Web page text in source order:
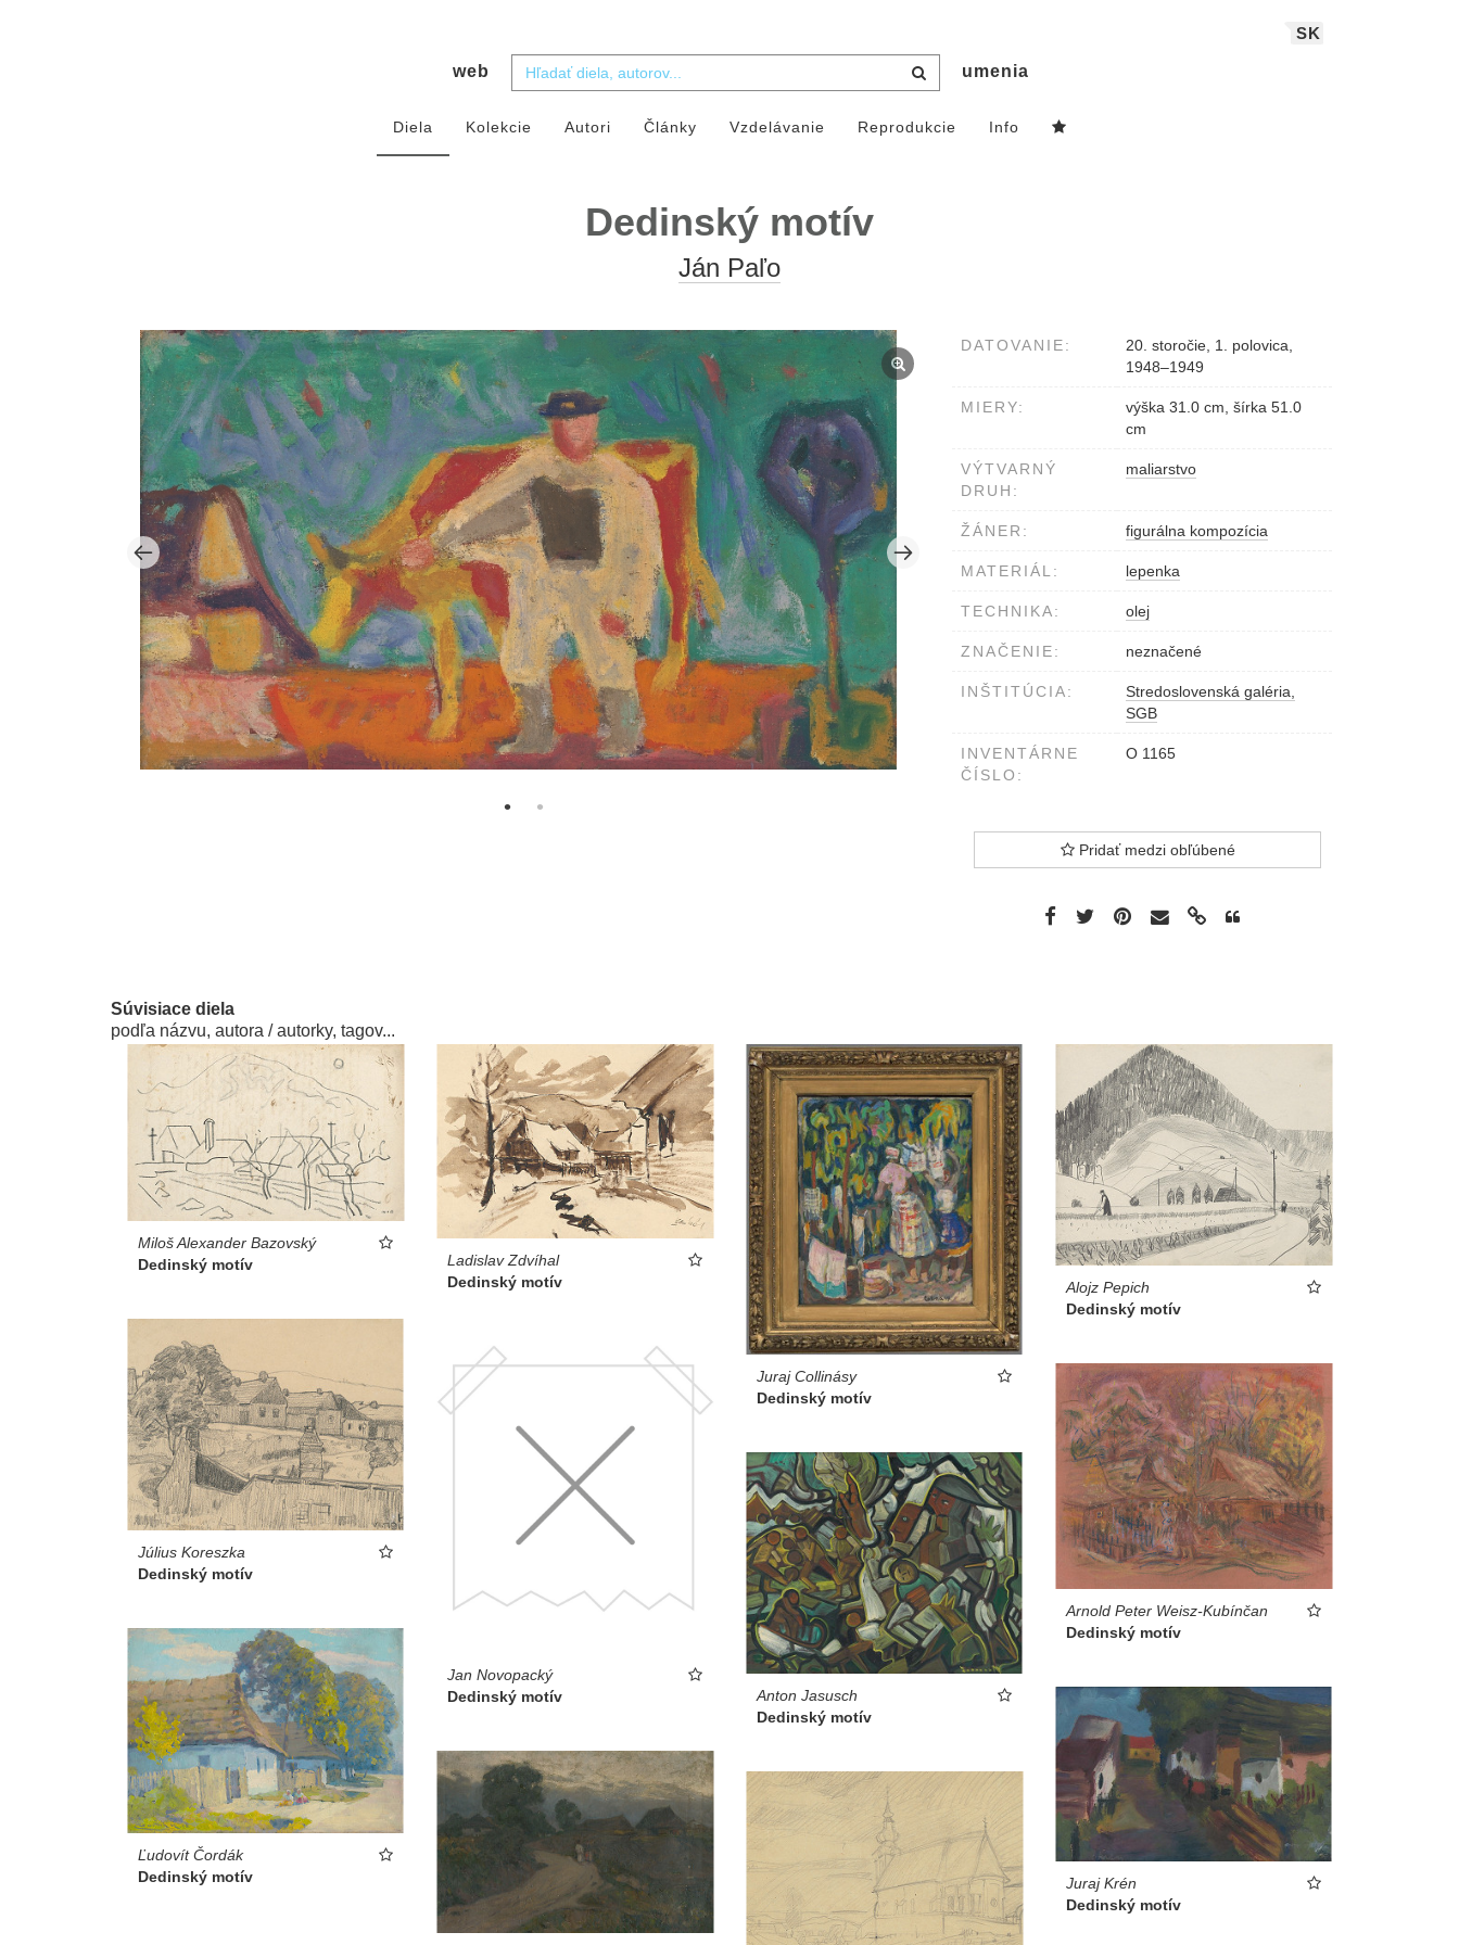
SK
web umenia
Diela Kolekcie Autori Články Vzdelávanie Reprodukcie Info
Dedinský motív
Ján Paľo
DATOVANIE:
20. storočie, 1. polovica,
1948–1949
MIERY:
výška 31.0 cm, šírka 51.0
cm
VÝTVARNÝ
DRUH:
maliarstvo
ŽÁNER: figurálna kompozícia
MATERIÁL: lepenka
TECHNIKA: olej
ZNAČENIE: neznačené
INŠTITÚCIA:
Stredoslovenská galéria,
SGB
INVENTÁRNE
ČÍSLO:
O 1165
Pridať medzi obľúbené
Súvisiace diela
podľa názvu, autora / autorky, tagov...
Miloš Alexander Bazovský
Dedinský motív
Ladislav Zdvíhal
Dedinský motív
Juraj Collinásy
Dedinský motív
Alojz Pepich
Dedinský motív
Július Koreszka
Dedinský motív
Jan Novopacký
Dedinský motív
Arnold Peter Weisz-Kubínčan
Dedinský motív
Anton Jasusch
Dedinský motív
Ľudovít Čordák
Dedinský motív
Juraj Krén
Dedinský motív